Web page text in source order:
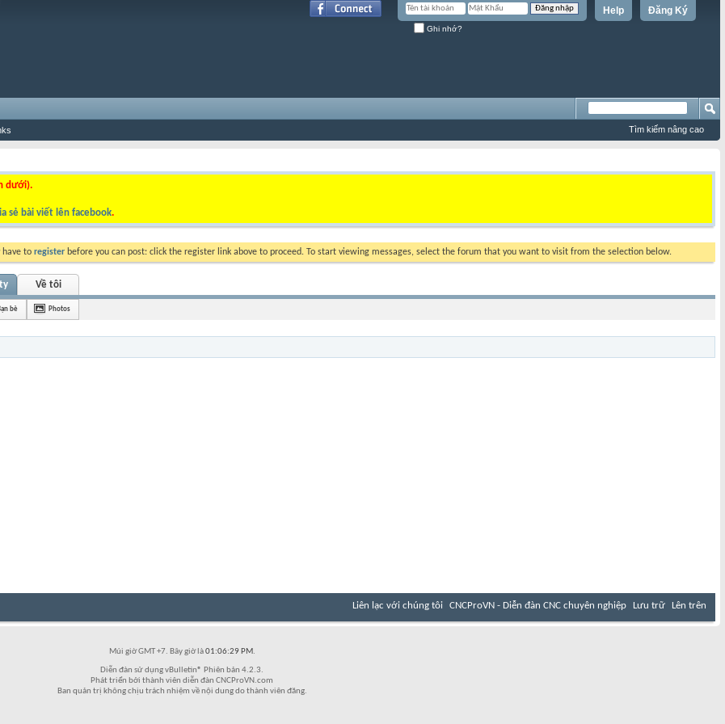
Đăng Ký
Help
Ghi nhớ?
Tìm kiếm nâng cao
dưới).
sẻ bài viết lên facebook.
have to register before you can post: click the register link above to proceed. To start viewing messages, select the forum that you want to visit from the selection below.
Về tôi
bè Photos
Liên lạc với chúng tôi CNCProVN - Diễn đàn CNC chuyên nghiệp Lưu trữ Lên trên
Múi giờ GMT +7. Bây giờ là01:06:29 PM.
Diễn đàn sử dụng vBulletin® Phiên bản 4.2.3.
Phát triển bởi thành viên diễn đàn CNCProVN.com
Ban quản trị không chịu trách nhiệm về nội dung do thành viên đăng.